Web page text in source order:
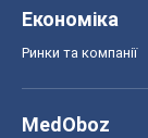
Економіка
Ринки та компанії
MedOboz